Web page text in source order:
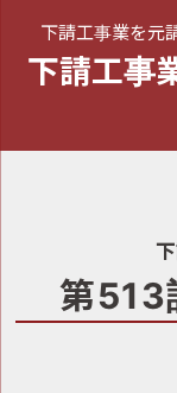
下請工事業を元
下請工事
第513